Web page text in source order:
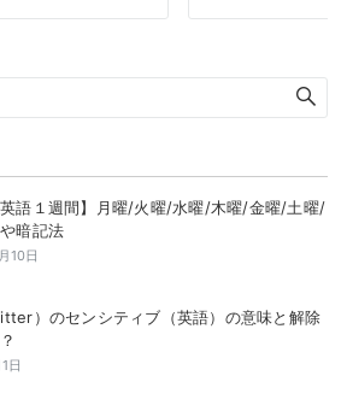
英語１週間】月曜/火曜/水曜/木曜/金曜/土曜/
暗記法
10日
）のセンシティブ（英語）の意味と解除
日